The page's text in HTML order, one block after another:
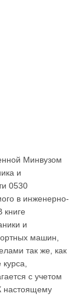
Минвузом
и
0530
в инженерно-
книге
и
машин,
так же, как
с учетом
настоящему